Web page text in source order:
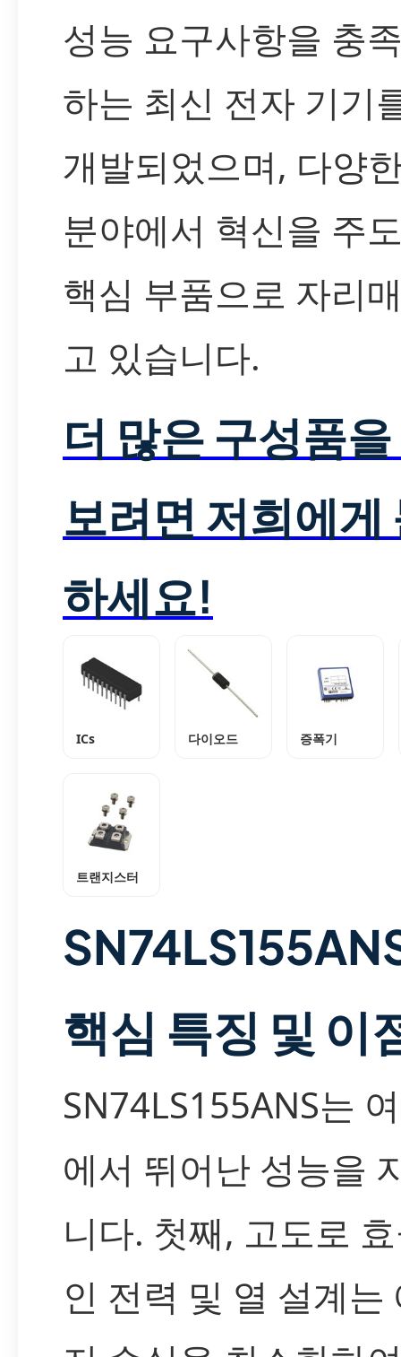
성능 요구사항을 충
하는 최신 전자 기기
개발되었으며, 다양
분야에서 혁신을 주
핵심 부품으로 자리
고 있습니다.
더 많은 구성품
보려면 저희에게
하세요!
ICs 다이오드 증폭기
트랜지스터
핵심 특징 및 이
SN74LS155ANS는
에서 뛰어난 성능을
니다. 첫째, 고도로
인 전력 및 열 설계는